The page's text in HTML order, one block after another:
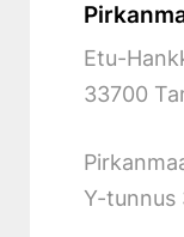
Etu-
33700
Y-tunnus